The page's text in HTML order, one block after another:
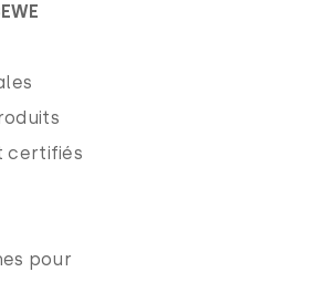
certifiés
pour